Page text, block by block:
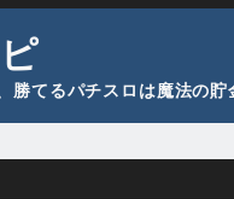
勝てるパチスロは魔法の